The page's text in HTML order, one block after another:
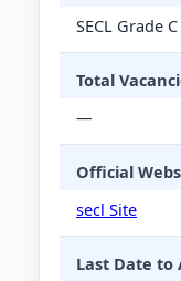
SECL Grade
Total
—
Official
secl Site
Last Date to